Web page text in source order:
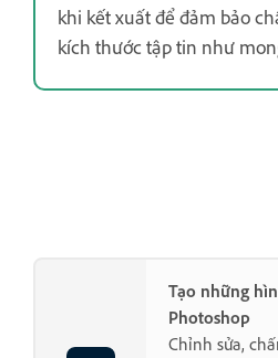
khi kết xuất để đảm bảo
kích thước tập tin như
Tạo những
Photoshop
Chỉnh sửa,